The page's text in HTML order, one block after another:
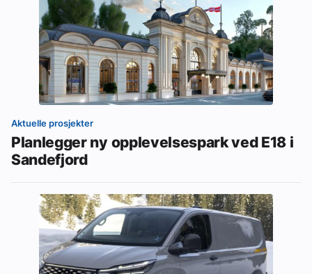
Aktuelle prosjekter
Planlegger ny opplevelsespark ved E18 i
Sandefjord